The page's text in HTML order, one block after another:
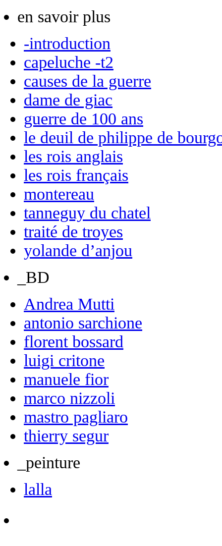
en savoir plus
-introduction
capeluche -t2
causes de la guerre
dame de giac
guerre de 100 ans
le deuil de philippe de
les rois anglais
les rois français
montereau
tanneguy du chatel
traité de troyes
yolande d’anjou
_BD
Andrea Mutti
antonio sarchione
florent bossard
luigi critone
manuele fior
marco nizzoli
mastro pagliaro
thierry segur
_peinture
lalla